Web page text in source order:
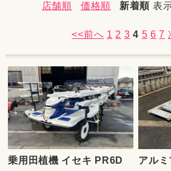
店舗順 価格順 新着順 表
<<前へ 1 2 3 4 5 6 7
乗用田植機 イセキ PR6D
アルミ